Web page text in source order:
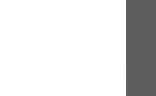
Der BFH hat
das
mit den
der